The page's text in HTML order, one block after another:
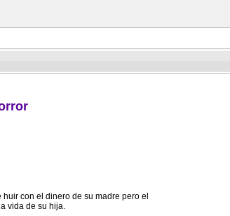
con el dinero de su madre pero el
vida de su hija.